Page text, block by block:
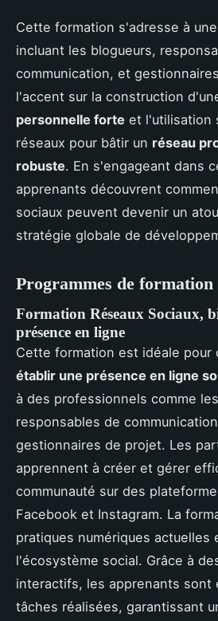
Cette formation s'adresse à
incluant les blogueurs,
communication, et
l'accent sur la construction
personnelle forte et l'utilisation
réseaux pour bâtir un réseau
robuste. En s'engageant dans
apprenants découvrent
sociaux peuvent devenir un
stratégie globale de
Programmes de formation
Formation Réseaux Sociaux,
présence en ligne
Cette formation est idéale pour
établir une présence en ligne
à des professionnels comme
responsables de
gestionnaires de projet. Les
apprennent à créer et gérer
communauté sur des
Facebook et Instagram. La
pratiques numériques actuelles
l'écosystème social. Grâce à
interactifs, les apprenants sont
tâches réalisées, garantissant